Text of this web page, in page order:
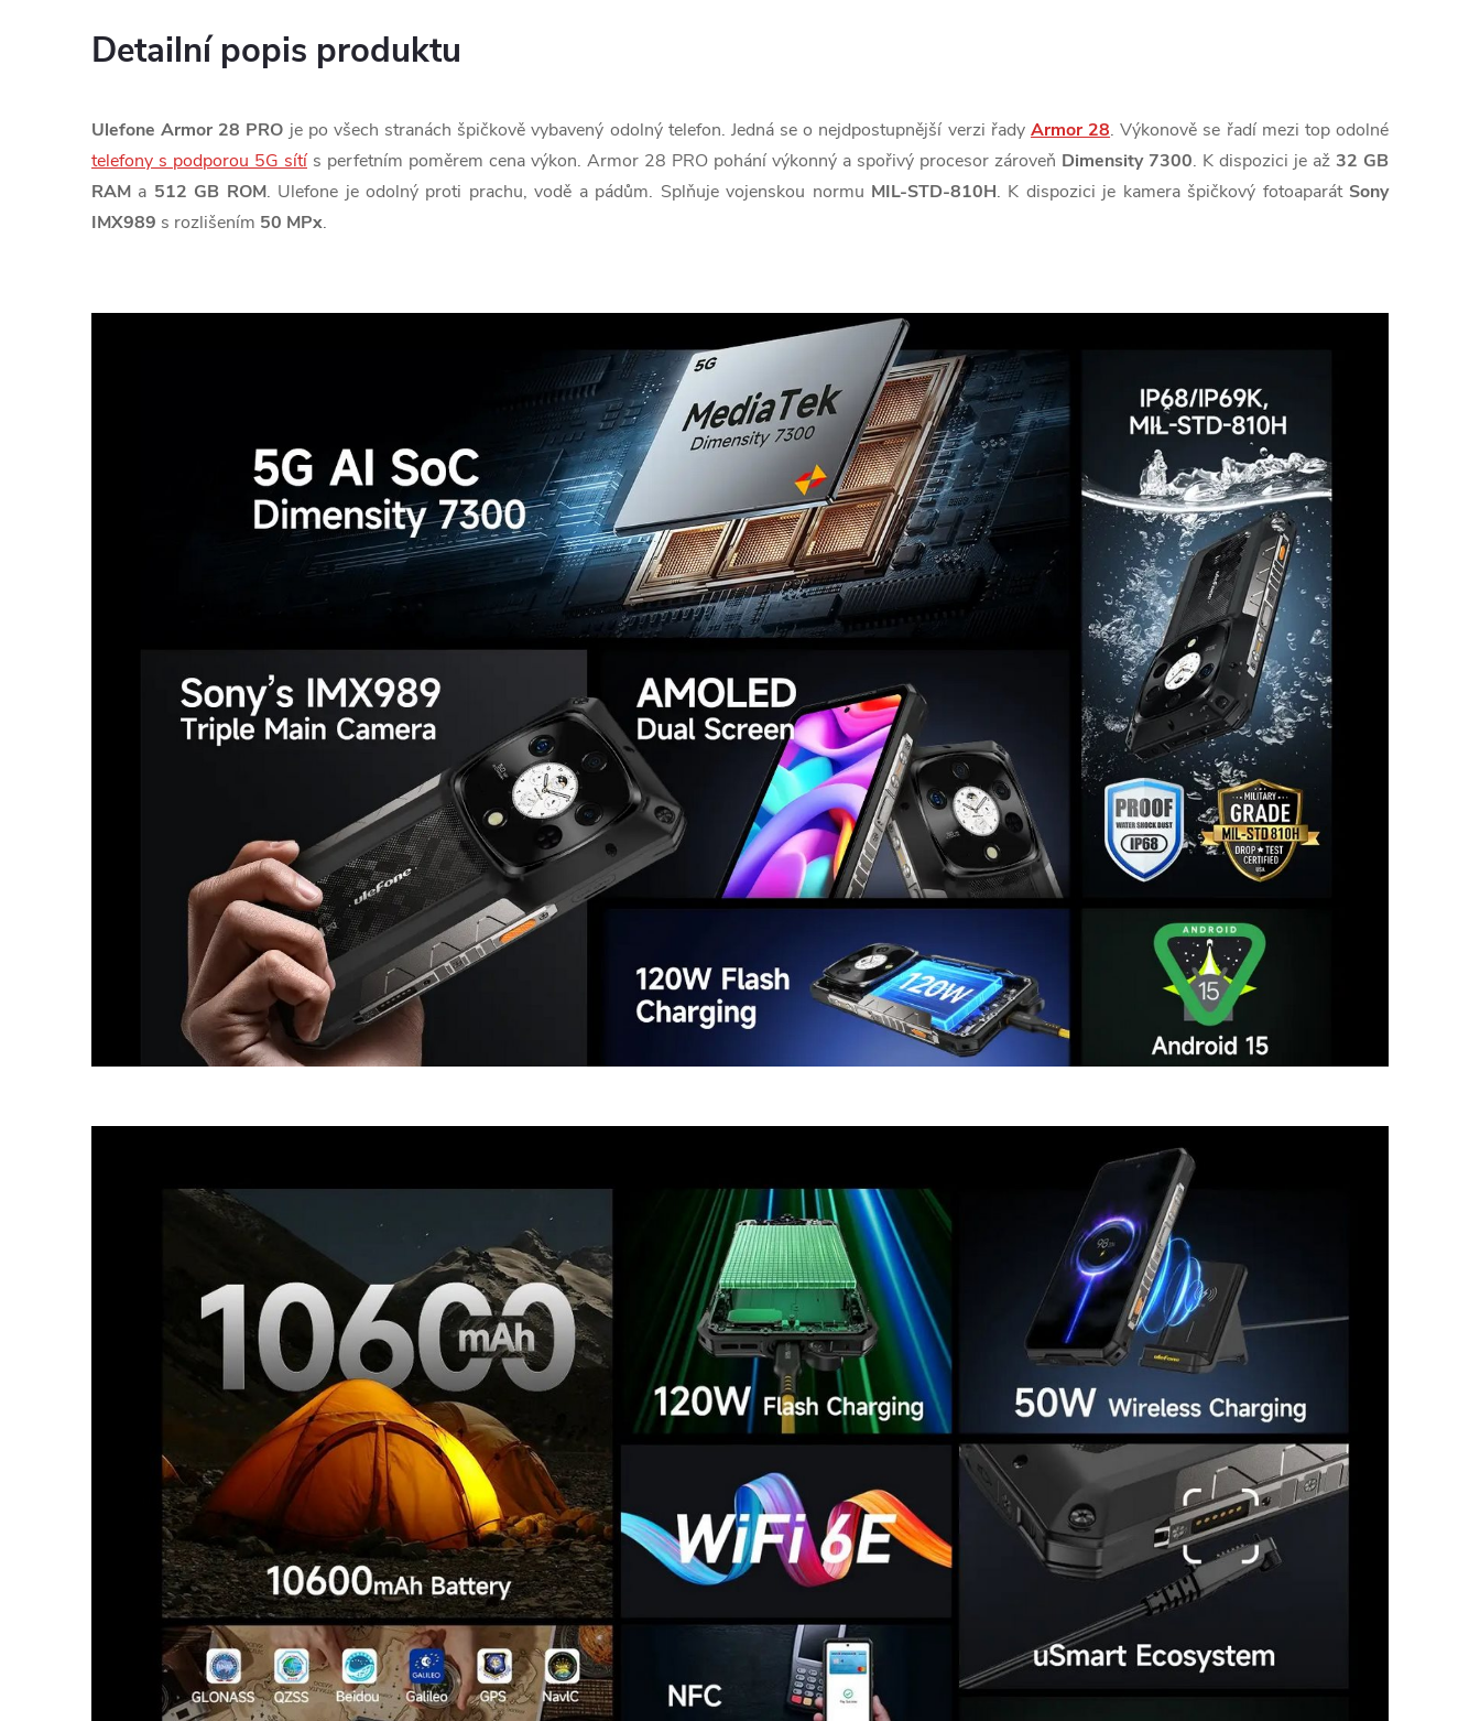
Detailní popis produktu
Ulefone Armor 28 PRO je po všech stranách špičkově vybavený odolný telefon. Jedná se o nejdpostupnější verzi řady Armor 28. Výkonově se řadí mezi top odolné
telefony s podporou 5G sítís perfetním poměrem cena výkon. Armor 28 PRO pohání výkonný a spořivý procesor zároveň Dimensity 7300. K dispozici je až 32 GB
RAM a 512 GB ROM. Ulefone je odolný proti prachu, vodě a pádům. Splňuje vojenskou normu MIL-STD-810H. K dispozici je kamera špičkový fotoaparát Sony
IMX989 s rozlišením 50 MPx.